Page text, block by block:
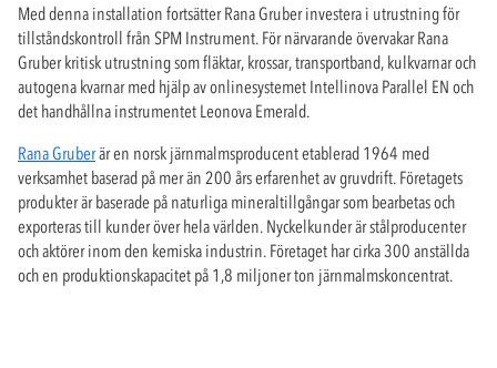
Med denna installation fortsätter Rana Gruber investera i utrustning för
tillståndskontroll från SPM Instrument. För närvarande övervakar Rana
Gruber kritisk utrustning som fläktar, krossar, transportband, kulkvarnar och
autogena kvarnar med hjälp av onlinesystemet Intellinova Parallel EN och
det handhållna instrumentet Leonova Emerald.
Rana Gruberär en norsk järnmalmsproducent etablerad 1964 med
verksamhet baserad på mer än 200 års erfarenhet av gruvdrift. Företagets
produkter är baserade på naturliga mineraltillgångar som bearbetas och
exporteras till kunder över hela världen. Nyckelkunder är stålproducenter
och aktörer inom den kemiska industrin. Företaget har cirka 300 anställda
och en produktionskapacitet på 1,8 miljoner ton järnmalmskoncentrat.